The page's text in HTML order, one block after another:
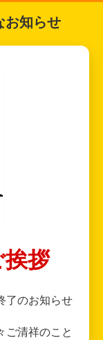
お知らせ
拶
了のお知らせ
ご清祥のこと